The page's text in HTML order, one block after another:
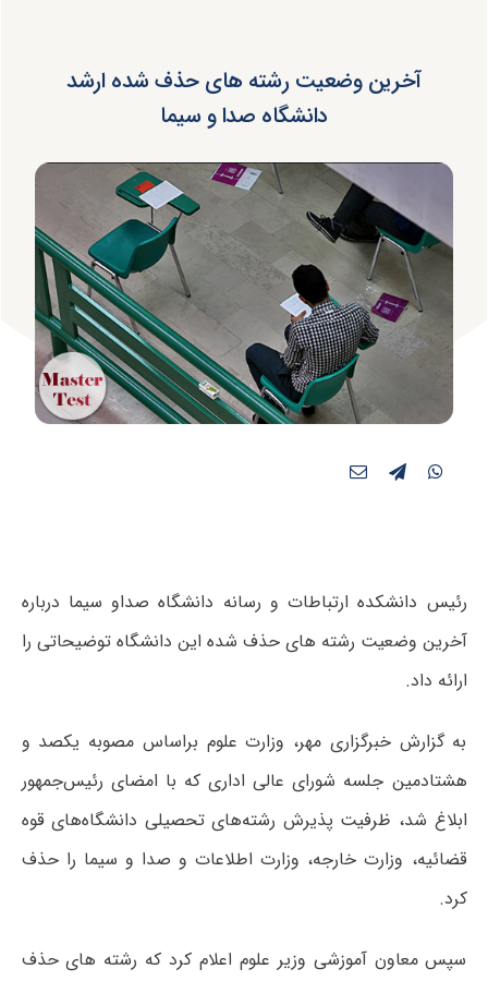
آخرین وضعیت رشته های حذف شده ارشد
دانشگاه صدا و سیما
رئیس دانشکده ارتباطات و رسانه دانشگاه صداو سیما درباره
آخرین وضعیت رشته های حذف شده این دانشگاه توضیحاتی را
ارائه داد.
به گزارش خبرگزاری مهر، وزارت علوم براساس مصوبه یکصد و
هشتادمین جلسه شورای عالی اداری که با امضای رئیس‌جمهور
ابلاغ شد، ظرفیت پذیرش رشته‌های تحصیلی دانشگاه‌های قوه
قضائیه، وزارت خارجه، وزارت اطلاعات و صدا و سیما را حذف
کرد.
سپس معاون آموزشی وزیر علوم اعلام کرد که رشته های حذف